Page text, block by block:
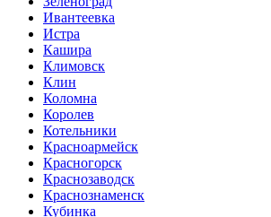
Ивантеевка
Истра
Кашира
Климовск
Клин
Коломна
Королев
Котельники
Красноармейск
Красногорск
Краснозаводск
Краснознаменск
Кубинка